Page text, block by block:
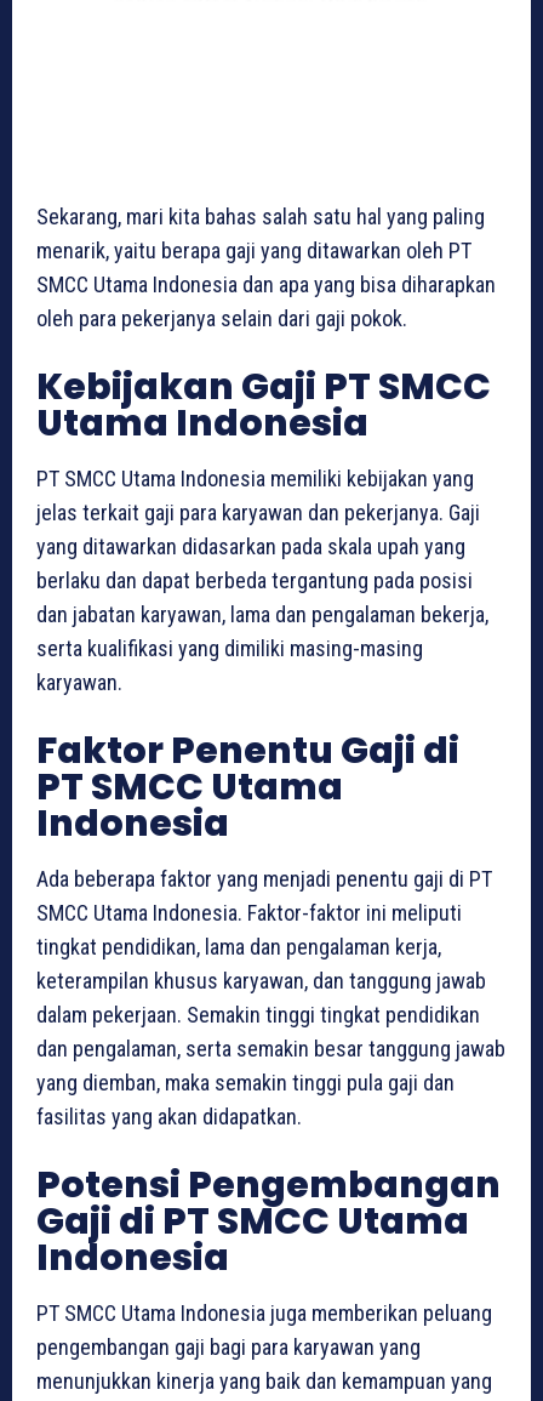
Sekarang, mari kita bahas salah satu hal yang paling
menarik, yaitu berapa gaji yang ditawarkan oleh PT
SMCC Utama Indonesia dan apa yang bisa diharapkan
oleh para pekerjanya selain dari gaji pokok.
Kebijakan Gaji PT SMCC
Utama Indonesia
PT SMCC Utama Indonesia memiliki kebijakan yang
jelas terkait gaji para karyawan dan pekerjanya. Gaji
yang ditawarkan didasarkan pada skala upah yang
berlaku dan dapat berbeda tergantung pada posisi
dan jabatan karyawan, lama dan pengalaman bekerja,
serta kualifikasi yang dimiliki masing-masing
karyawan.
Faktor Penentu Gaji di
PT SMCC Utama
Indonesia
Ada beberapa faktor yang menjadi penentu gaji di PT
SMCC Utama Indonesia. Faktor-faktor ini meliputi
tingkat pendidikan, lama dan pengalaman kerja,
keterampilan khusus karyawan, dan tanggung jawab
dalam pekerjaan. Semakin tinggi tingkat pendidikan
dan pengalaman, serta semakin besar tanggung jawab
yang diemban, maka semakin tinggi pula gaji dan
fasilitas yang akan didapatkan.
Potensi Pengembangan
Gaji di PT SMCC Utama
Indonesia
PT SMCC Utama Indonesia juga memberikan peluang
pengembangan gaji bagi para karyawan yang
menunjukkan kinerja yang baik dan kemampuan yang